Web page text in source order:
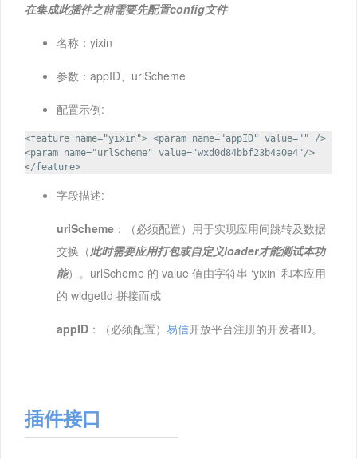
在集成此插件之前需要先配置config文件
名称：yixin
参数：appID、urlScheme
配置示例:
<feature name="yixin"> <param name="appID" value="" />
<param name="urlScheme" value="wxd0d84bbf23b4a0e4"/>
</feature>
字段描述:
urlScheme ：（必须配置）用于实现应用间跳转及数据
交换（此时需要应用打包或自定义loader才能测试本功
能）。urlScheme 的 value 值由字符串 ‘yixin’ 和本应用
的 widgetId 拼接而成
appID ：（必须配置） 易信开放平台注册的开发者ID。
插件接口